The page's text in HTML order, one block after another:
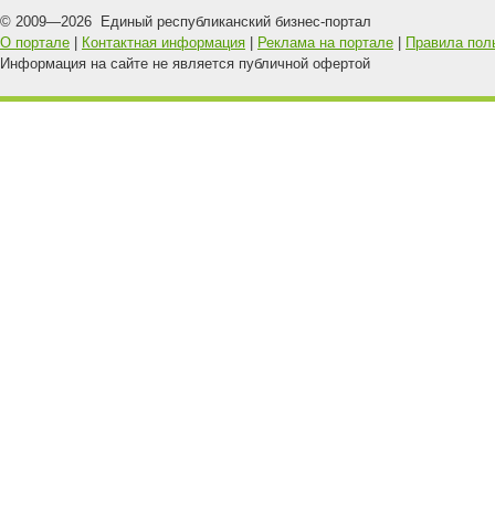
© 2009—2026 Единый республиканский бизнес-портал
О портале
Контактная информация Реклама на портале
Правила
Информация на сайте не является публичной офертой